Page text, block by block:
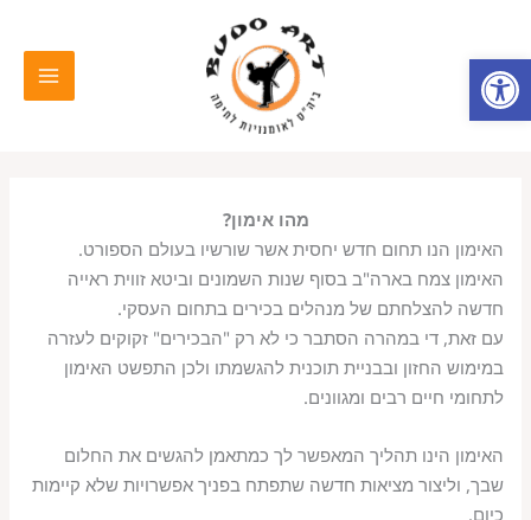
פתח סרגל נגישות
מהו אימון?
האימון הנו תחום חדש יחסית אשר שורשיו בעולם הספורט.
האימון צמח בארה"ב בסוף שנות השמונים וביטא זווית ראייה
חדשה להצלחתם של מנהלים בכירים בתחום העסקי.
עם זאת, די במהרה הסתבר כי לא רק "הבכירים" זקוקים לעזרה
במימוש החזון ובבניית תוכנית להגשמתו ולכן התפשט האימון
לתחומי חיים רבים ומגוונים.
האימון הינו תהליך המאפשר לך כמתאמן להגשים את החלום
שבך, וליצור מציאות חדשה שתפתח בפניך אפשרויות שלא קיימות
כיום.